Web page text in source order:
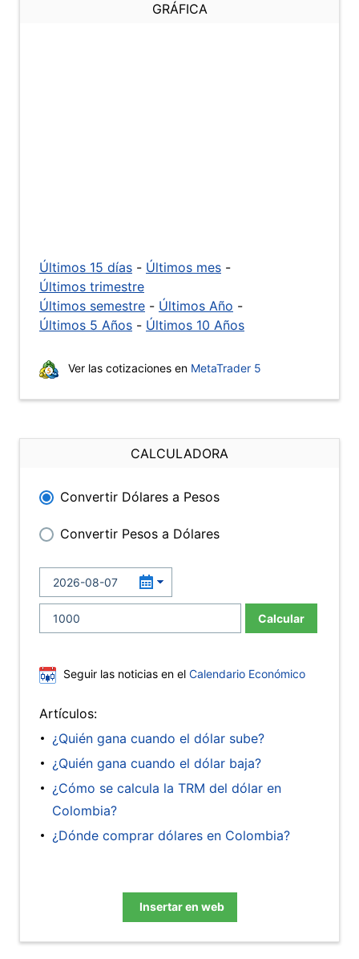
GRÁFICA
Últimos 15 días - Últimos mes -
Últimos trimestre
Últimos semestre - Últimos Año -
Últimos 5 Años - Últimos 10 Años
Ver las cotizaciones en MetaTrader 5
CALCULADORA
Convertir Dólares a Pesos
Convertir Pesos a Dólares
Calcular
Seguir las noticias en el Calendario Económico
Artículos:
¿Quién gana cuando el dólar sube?
¿Quién gana cuando el dólar baja?
¿Cómo se calcula la TRM del dólar en
Colombia?
¿Dónde comprar dólares en Colombia?
Insertar en web